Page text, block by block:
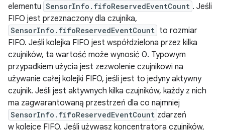
elementu SensorInfo.fifoReservedEventCount . Jeśli
FIFO jest przeznaczony dla czujnika,
SensorInfo.fifoReservedEventCount to rozmiar
FIFO. Jeśli kolejka FIFO jest współdzielona przez kilka
czujników, ta wartość może wynosić 0. Typowym
przypadkiem użycia jest zezwolenie czujnikowi na
używanie całej kolejki FIFO, jeśli jest to jedyny aktywny
czujnik. Jeśli jest aktywnych kilka czujników, każdy z nich
ma zagwarantowaną przestrzeń dla co najmniej
SensorInfo.fifoReservedEventCount zdarzeń
w kolejce FIFO. Jeśli używasz koncentratora czujników,